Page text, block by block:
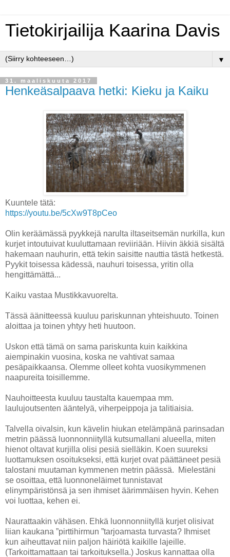
Tietokirjailija Kaarina Davis
▼
31. maaliskuuta 2017
Henkeäsalpaava hetki: Kieku ja Kaiku
Kuuntele tätä:
https://youtu.be/5cXw9T8pCeo
Olin keräämässä pyykkejä narulta iltaseitsemän nurkilla, kun
kurjet intoutuivat kuuluttamaan reviiriään. Hiivin äkkiä sisältä
hakemaan nauhurin, että tekin saisitte nauttia tästä hetkestä.
Pyykit toisessa kädessä, nauhuri toisessa, yritin olla
hengittämättä...
Kaiku vastaa Mustikkavuorelta.
Tässä äänitteessä kuuluu pariskunnan yhteishuuto. Toinen
aloittaa ja toinen yhtyy heti huutoon.
Uskon että tämä on sama pariskunta kuin kaikkina
aiempinakin vuosina, koska ne vahtivat samaa
pesäpaikkaansa. Olemme olleet kohta vuosikymmenen
naapureita toisillemme.
Nauhoitteesta kuuluu taustalta kauempaa mm.
laulujoutsenten ääntelyä, viherpeippoja ja talitiaisia.
Talvella oivalsin, kun kävelin hiukan etelämpänä parinsadan
metrin päässä luonnonniityllä kutsumallani alueella, miten
hienot oltavat kurjilla olisi pesiä sielläkin. Koen suureksi
luottamuksen osoitukseksi, että kurjet ovat päättäneet pesiä
talostani muutaman kymmenen metrin päässä.
Mielestäni
se osoittaa, että luonnoneläimet tunnistavat
elinympäristönsä ja sen ihmiset äärimmäisen hyvin. Kehen
voi luottaa, kehen ei.
Naurattaakin vähäsen. Ehkä luonnonniityllä kurjet olisivat
liian kaukana ”pirttihirmun ”tarjoamasta turvasta? Ihmiset
kun aiheuttavat niin paljon häiriötä kaikille lajeille.
(Tarkoittamattaan tai tarkoituksella.) Joskus kannattaa olla